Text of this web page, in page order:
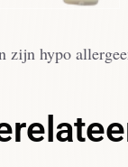
zijn hypo